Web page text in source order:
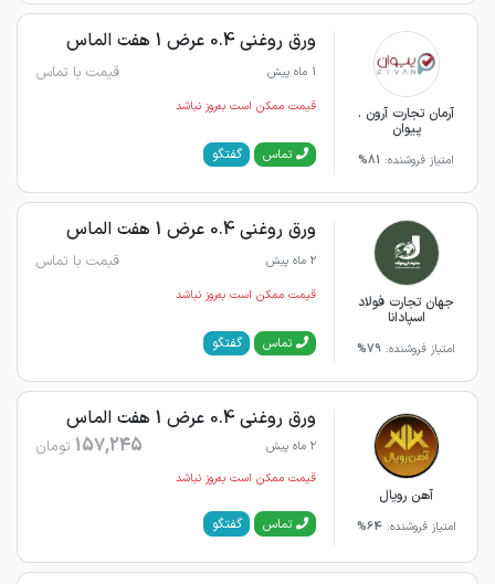
آرمان تجارت آرون .
پیوان
امتیاز فروشنده: 81%
ورق روغنی 0.4 عرض 1 هفت الماس
1 ماه پیش قیمت با تماس
قیمت ممکن است به‌روز نباشد
تماس گفتگو
جهان تجارت فولاد
اسپادانا
امتیاز فروشنده: 79%
ورق روغنی 0.4 عرض 1 هفت الماس
2 ماه پیش قیمت با تماس
قیمت ممکن است به‌روز نباشد
تماس گفتگو
آهن رویال
امتیاز فروشنده:64%
ورق روغنی 0.4 عرض 1 هفت الماس
2 ماه پیش 157,245 تومان
قیمت ممکن است به‌روز نباشد
تماس گفتگو